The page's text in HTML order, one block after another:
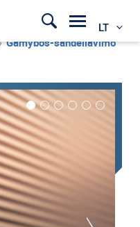
LT
Gamybos-sandėliavimo